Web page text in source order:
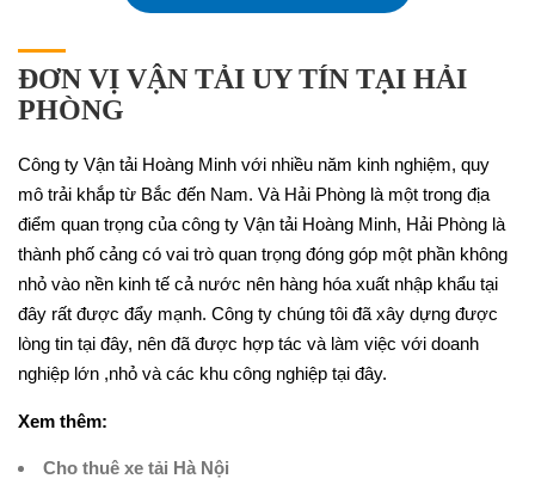
ĐƠN VỊ VẬN TẢI UY TÍN TẠI HẢI
PHÒNG
Công ty Vận tải Hoàng Minh với nhiều năm kinh nghiệm, quy
mô trải khắp từ Bắc đến Nam. Và Hải Phòng là một trong địa
điểm quan trọng của công ty Vận tải Hoàng Minh, Hải Phòng là
thành phố cảng có vai trò quan trọng đóng góp một phần không
nhỏ vào nền kinh tế cả nước nên hàng hóa xuất nhập khẩu tại
đây rất được đẩy mạnh. Công ty chúng tôi đã xây dựng được
lòng tin tại đây, nên đã được hợp tác và làm việc với doanh
nghiệp lớn ,nhỏ và các khu công nghiệp tại đây.
Xem thêm:
Cho thuê xe tải Hà Nội